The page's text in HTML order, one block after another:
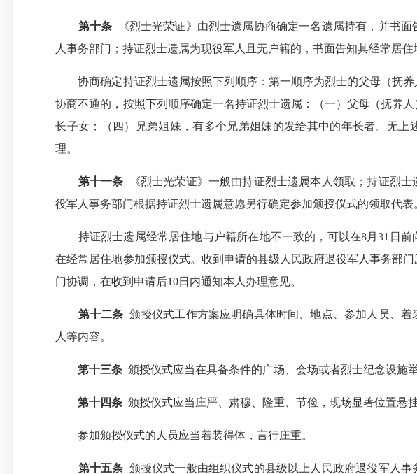
第十条
《烈士光荣证》由烈士遗属协商确定一名遗属持有，并书
人事务部门；持证烈士遗属为现役军人且无户籍的，书面告知其经常居住
协商确定持证烈士遗属按照下列顺序：第一顺序为烈士的父母（抚养
协商不通的，按照下列顺序确定一名持证烈士遗属：（一）父母（抚养
长子女；（四）兄弟姐妹，有多个兄弟姐妹的发给其中的年长者。无
理。
第十一条
《烈士光荣证》一般由持证烈士遗属本人领取；持证烈
役军人事务部门根据持证烈士遗属意愿另行确定参加颁授仪式的领取代表
持证烈士遗属经常居住地与户籍所在地不一致的，可以在8月31日前
在经常居住地参加颁授仪式。收到申请的县级人民政府退役军人事务部
门协调，在收到申请后10日内通知本人办理意见。
第十二条 颁授仪式工作方案应明确具体时间、地点、参加人员、
人等内容。
第十三条 颁授仪式应当在具备条件的广场、会场或者烈士纪念设施
第十四条 颁授仪式应当庄严、肃穆、隆重、节俭，现场显著位置悬
参加颁授仪式的人员应当着装得体，言行庄重。
第十五条 颁授仪式一般由组织仪式的县级以上人民政府退役军人